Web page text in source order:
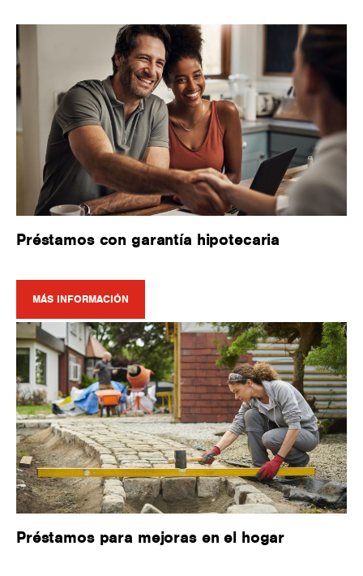
Préstamos con garantía hipotecaria
MÁS INFORMACIÓN
Préstamos para mejoras en el hogar